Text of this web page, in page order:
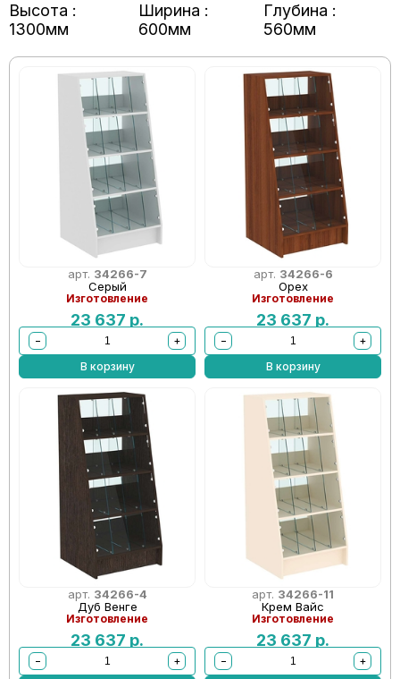
Высота :
1300мм
Ширина :
600мм
Глубина :
560мм
арт. 34266-7
Серый
Изготовление
23 637 р.
−
+
В корзину
арт. 34266-6
Орех
Изготовление
23 637 р.
−
+
В корзину
арт. 34266-4
Дуб Венге
Изготовление
23 637 р.
−
+
арт. 34266-11
Крем Вайс
Изготовление
23 637 р.
−
+